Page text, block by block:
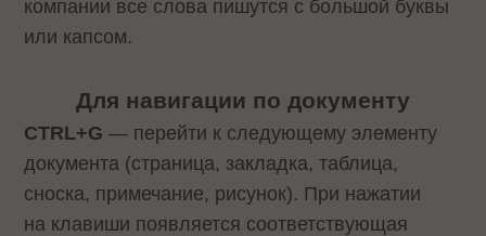
компании все слова пишутся с большой буквы
или капсом.
Для навигации по документу
CTRL+G— перейти к следующему элементу
документа (страница, закладка, таблица,
сноска, примечание, рисунок). При нажатии
на клавиши появляется соответствующая